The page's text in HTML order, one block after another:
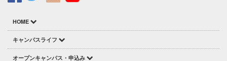
HOME
キャンパスライフ
オープンキャンパス・申込み